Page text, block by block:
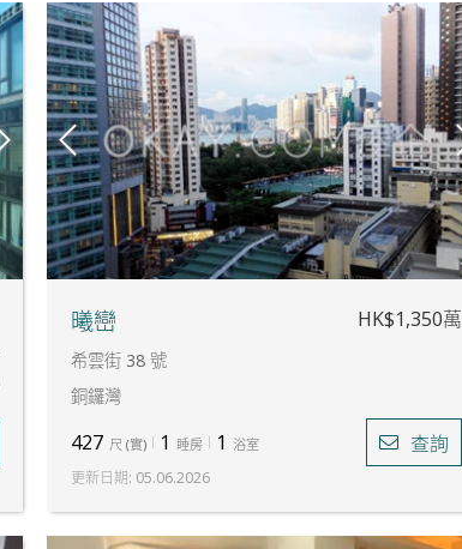
曦巒
希雲街 38 號
銅鑼灣
HK$1,350萬
427 尺 (實) 1 睡房 1 浴室 查詢
更新日期: 05.06.2026